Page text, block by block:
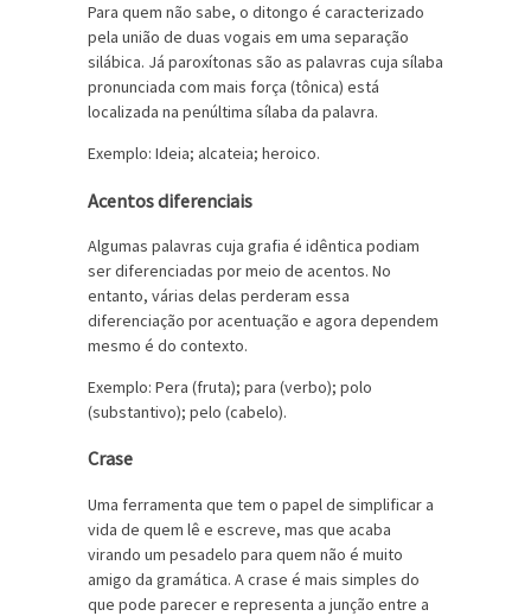
Para quem não sabe, o ditongo é caracterizado
pela união de duas vogais em uma separação
silábica. Já paroxítonas são as palavras cuja sílaba
pronunciada com mais força (tônica) está
localizada na penúltima sílaba da palavra.
Exemplo: Ideia; alcateia; heroico.
Acentos diferenciais
Algumas palavras cuja grafia é idêntica podiam
ser diferenciadas por meio de acentos. No
entanto, várias delas perderam essa
diferenciação por acentuação e agora dependem
mesmo é do contexto.
Exemplo: Pera (fruta); para (verbo); polo
(substantivo); pelo (cabelo).
Crase
Uma ferramenta que tem o papel de simplificar a
vida de quem lê e escreve, mas que acaba
virando um pesadelo para quem não é muito
amigo da gramática. A crase é mais simples do
que pode parecer e representa a junção entre a